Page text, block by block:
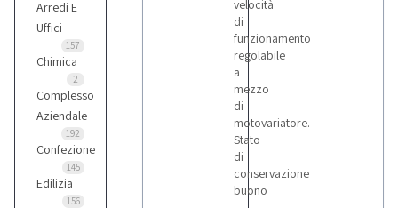
Arredi E
Uffici
157
Chimica
2
Complesso
Aziendale
192
Confezione
145
Edilizia
156
velocità
di
funzionamento
regolabile
a
mezzo
di
motovariatore.
Stato
di
conservazione
buono